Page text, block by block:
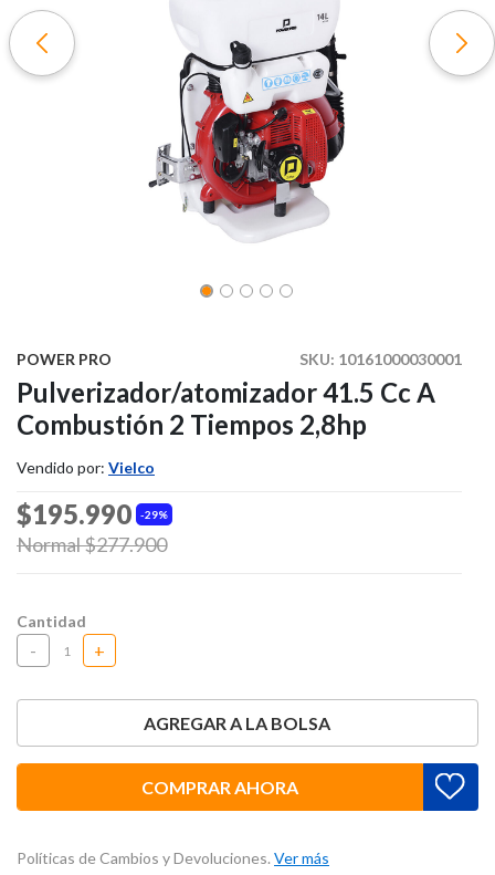
SKU: 10161000030001
POWER PRO
Pulverizador/atomizador 41.5 Cc A
Combustión 2 Tiempos 2,8hp
Vendido por: Vielco
29%
$195.990
Price reduced from
Normal $277.900to
Cantidad
- +
AGREGAR A LA BOLSA
COMPRAR AHORA
Políticas de Cambios y Devoluciones. Ver más